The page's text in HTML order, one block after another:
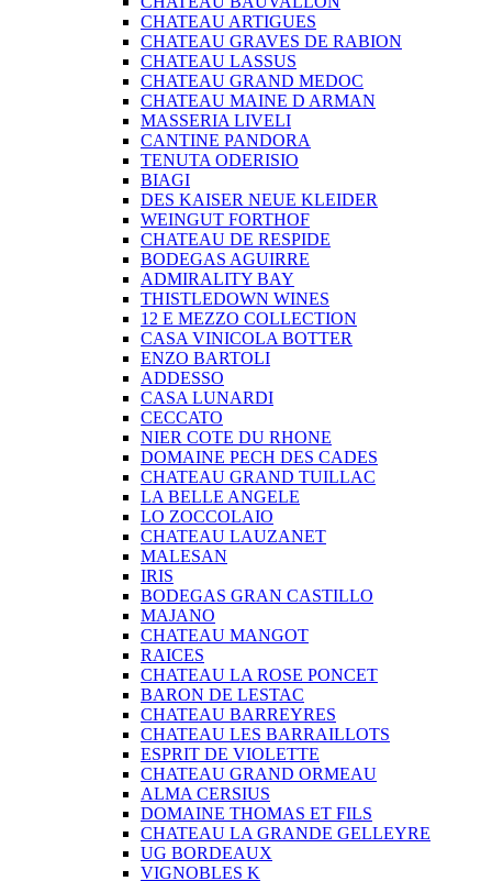
CHATEAU ARTIGUES
CHATEAU GRAVES DE RABION
CHATEAU LASSUS
CHATEAU GRAND MEDOC
CHATEAU MAINE D ARMAN
MASSERIA LIVELI
CANTINE PANDORA
TENUTA ODERISIO
BIAGI
DES KAISER NEUE KLEIDER
WEINGUT FORTHOF
CHATEAU DE RESPIDE
BODEGAS AGUIRRE
ADMIRALITY BAY
THISTLEDOWN WINES
12 E MEZZO COLLECTION
CASA VINICOLA BOTTER
ENZO BARTOLI
ADDESSO
CASA LUNARDI
CECCATO
NIER COTE DU RHONE
DOMAINE PECH DES CADES
CHATEAU GRAND TUILLAC
LA BELLE ANGELE
LO ZOCCOLAIO
CHATEAU LAUZANET
MALESAN
IRIS
BODEGAS GRAN CASTILLO
MAJANO
CHATEAU MANGOT
RAICES
CHATEAU LA ROSE PONCET
BARON DE LESTAC
CHATEAU BARREYRES
CHATEAU LES BARRAILLOTS
ESPRIT DE VIOLETTE
CHATEAU GRAND ORMEAU
ALMA CERSIUS
DOMAINE THOMAS ET FILS
CHATEAU LA GRANDE GELLEYRE
UG BORDEAUX
VIGNOBLES K